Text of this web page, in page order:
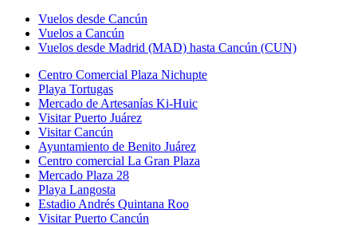
Vuelos desde Cancún
Vuelos a Cancún
Vuelos desde Madrid (MAD) hasta Cancún (CUN)
Centro Comercial Plaza Nichupte
Playa Tortugas
Mercado de Artesanías Ki-Huic
Visitar Puerto Juárez
Visitar Cancún
Ayuntamiento de Benito Juárez
Centro comercial La Gran Plaza
Mercado Plaza 28
Playa Langosta
Estadio Andrés Quintana Roo
Visitar Puerto Cancún